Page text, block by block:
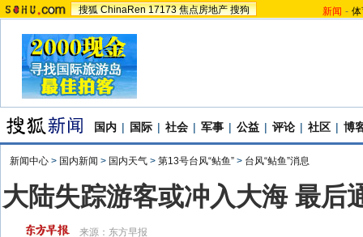
搜狐 ChinaRen 17173 焦点房地产 搜狗 新闻 -
国内 | 国际 | 社会 | 军事 | 公益 | 评论 | 社区 | 博
新闻中心 > 国内新闻 > 国内天气 > 第13号台风“鲇鱼” > 台风“鲇鱼”消息
大陆失踪游客或冲入大海 最后
来源： 东方早报